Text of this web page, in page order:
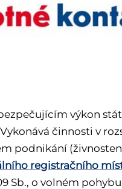
výkon
činnosti v
podnikání
registračního
Sb., o volném